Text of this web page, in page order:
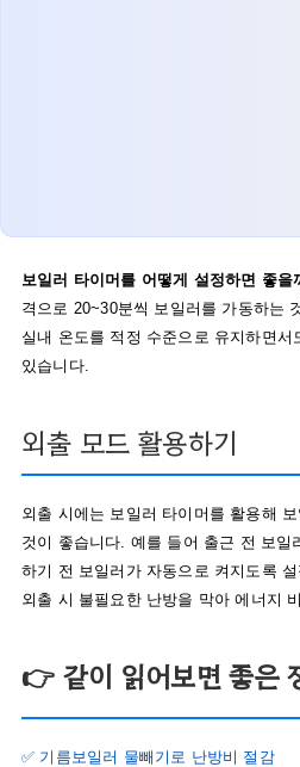
보일러 타이머를 어떻게 설정하면 좋을
격으로 20~30분씩 보일러를 가동하는
실내 온도를 적정 수준으로 유지하면
있습니다.
외출 모드 활용하기
외출 시에는 보일러 타이머를 활용해
것이 좋습니다. 예를 들어 출근 전 보
하기 전 보일러가 자동으로 켜지도록
외출 시 불필요한 난방을 막아 에너지
👉 같이 읽어보면 좋은
✅ 기름보일러 물빼기로 난방비 절감